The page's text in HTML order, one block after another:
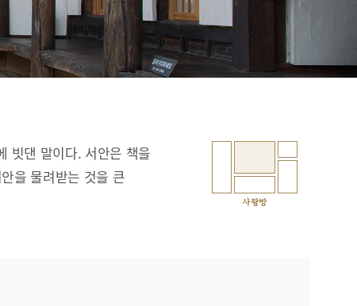
사랑방
빗댄 말이다. 서안은 책을
을 물려받는 것을 큰